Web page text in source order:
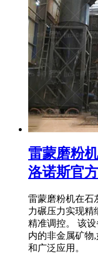
雷蒙磨粉
洛诺斯官
雷蒙磨粉机在石
力碾压力实现精
精准调控。 该
内的非金属矿物
和广泛应用。